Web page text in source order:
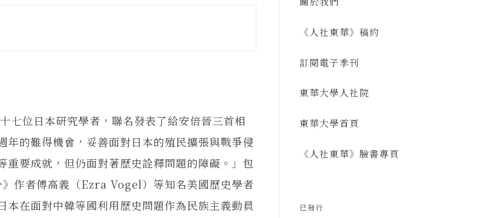
位日本研究學者，聯名發表了給安倍晉三首相
的難得機會，妥善面對日本的殖民擴張與戰爭侵
要成就，但仍面對著歷史詮釋問題的障礙。」包
作者傅高義（Ezra Vogel）等知名美國歷史學者
在面對中韓等國利用歷史問題作為民族主義動員
《人社東華》稿約
訂閱電子季刊
東華大學人社院
東華大學首頁
《人社東華》臉書專頁
已發行